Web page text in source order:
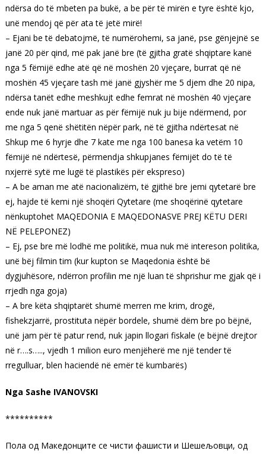
ndërsa do të mbeten pa bukë, a be për të mirën e tyre është kjo,
unë mendoj që për ata të jetë mirë!
– Ejani be të debatojmë, të numërohemi, sa janë, pse gënjejnë se
janë 20 për qind, më pak janë bre (të gjitha gratë shqiptare kanë
nga 5 fëmijë edhe atë që në moshën 20 vjeçare, burrat që në
moshën 45 vjeçare tash më janë gjyshër me 5 djem dhe 20 nipa,
ndërsa tanët edhe meshkujt edhe femrat në moshën 40 vjeçare
ende nuk janë martuar as për fëmijë nuk ju bije ndërmend, por
me nga 5 qenë shëtitën nëpër park, në të gjitha ndërtesat në
Shkup me 6 hyrje dhe 7 kate me nga 100 banesa ka vetëm 10
fëmijë në ndërtesë, përmendja shkupjanes fëmijët do të të
nxjerrë sytë me lugë të plastikës për ekspreso)
– A be aman me atë nacionalizëm, të gjithë bre jemi qytetarë bre
ej, hajde të kemi një shoqëri Qytetare (me shoqërinë qytetare
nënkuptohet MAQEDONIA E MAQEDONASVE PREJ KËTU DERI
NË PELEPONEZ)
– Ej, pse bre më lodhë me politikë, mua nuk më intereson politika,
unë bëj filmin tim (kur kupton se Maqedonia është bë
dygjuhësore, ndërron profilin me një luan të shprishur me gjak që i
rrjedh nga goja)
– A bre këta shqiptarët shumë merren me krim, drogë,
fishekzjarrë, prostituta nëpër bordele, shumë dëm bre po bëjnë,
unë jam për të patur rend, nuk japin llogari fiskale (e bëjnë drejtor
në r….s….., vjedh 1 milion euro menjëherë me një tender të
rregulluar, blen haciendë në emër të kumbarës)
Nga Sashe IVANOVSKI
**********
Пола од Македонците се чисти фашисти и Шешељовци, од